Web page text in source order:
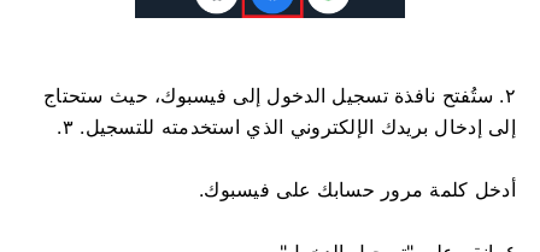
٢. ستُفتح نافذة تسجيل الدخول إلى فيسبوك، حيث ستحتاج
إلى إدخال بريدك الإلكتروني الذي استخدمته للتسجيل. ٣.
أدخل كلمة مرور حسابك على فيسبوك.